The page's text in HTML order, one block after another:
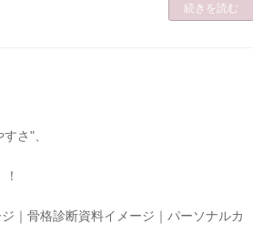
続きを読む
さ"、
｜骨格診断資料イメージ｜パーソナルカ